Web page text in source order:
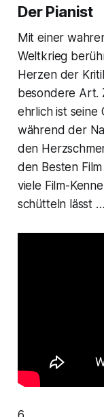
Der Pianist
Mit einer
Weltkrieg
Herzen der
besondere Art.
ehrlich ist seine
während der
den
den Besten Film
viele Film-
schütteln lässt …